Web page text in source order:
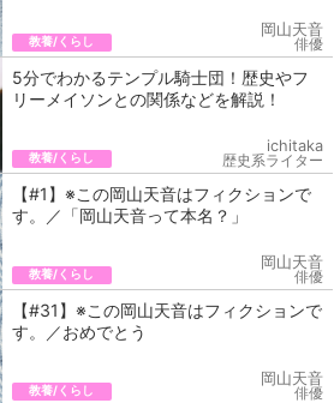
教養/くらし
岡山天音
俳優
5分でわかるテンプル騎士団！歴史やフ
リーメイソンとの関係などを解説！
教養/くらし
ichitaka
歴史系ライター
【#1】※この岡山天音はフィクションで
す。／「岡山天音って本名？」
教養/くらし
岡山天音
俳優
【#31】※この岡山天音はフィクションで
す。／おめでとう
教養/くらし
岡山天音
俳優